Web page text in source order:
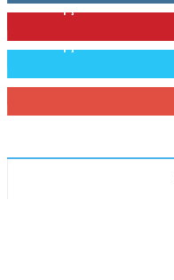
113 Takipçiler
741 Takipçiler
271 Abone